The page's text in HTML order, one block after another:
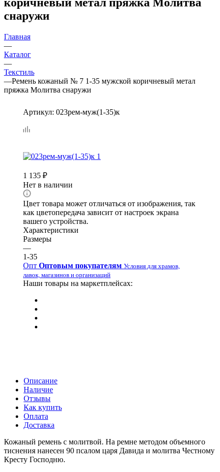
снаружи
Главная
—
Каталог
—
Текстиль
—Ремень кожаный № 7 1-35 мужской коричневый метал
пряжка Молитва снаружи
Артикул: 023рем-муж(1-35)к
1 135 ₽
Нет в наличии
Цвет товара может отличаться от изображения, так
как цветопередача зависит от настроек экрана
вашего устройства.
Характеристики
Размеры
—
1-35
Опт Оптовым покупателям Условия для храмов,
лавок, магазинов и организаций
Наши товары на маркетплейсах:
Описание
Наличие
Отзывы
Как купить
Оплата
Доставка
Кожаный ремень с молитвой. На ремне методом объемного
тиснения нанесен 90 псалом царя Давида и молитва Честному
Кресту Господню.